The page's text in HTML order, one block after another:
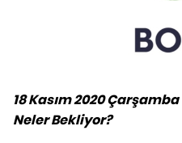
18 Kasım 2020
Neler Bekliyor?